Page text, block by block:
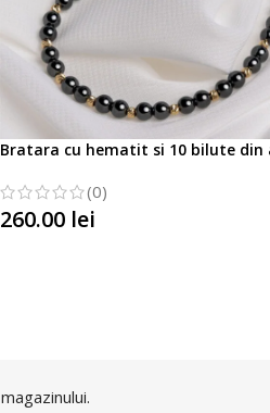
Bratara cu hematit si 10 bilute din
(0)
260.00 lei